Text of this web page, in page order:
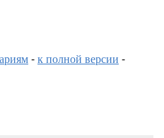
-к полной версии -